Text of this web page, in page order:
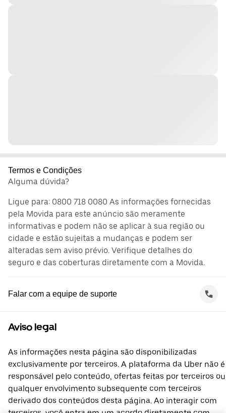
Termos e Condições
Alguma dúvida?
Ligue para: 0800 718 0080 As informações fornecidas
pela Movida para este anúncio são meramente
informativas e podem não se aplicar à sua região ou
cidade e estão sujeitas a mudanças e podem ser
alteradas sem aviso prévio. Verifique detalhes do
seguro e das coberturas diretamente com a Movida.
Falar com a equipe de suporte
Aviso legal
As informações nesta página são disponibilizadas
exclusivamente por terceiros. A plataforma da Uber não é
responsável pelo conteúdo, ofertas feitas por terceiros ou
qualquer envolvimento subsequente com terceiros
derivado dos conteúdos desta página. Ao interagir com